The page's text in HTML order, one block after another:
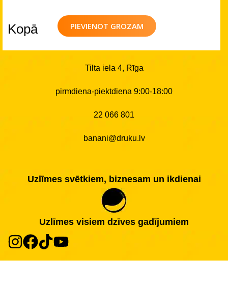
PIEVIENOT GROZAM
Kopā
Tilta iela 4, Rīga
pirmdiena-piektdiena 9:00-18:00
22 066 801
banani@druku.lv
Uzlīmes svētkiem, biznesam un ikdienai
Uzlīmes visiem dzīves gadījumiem